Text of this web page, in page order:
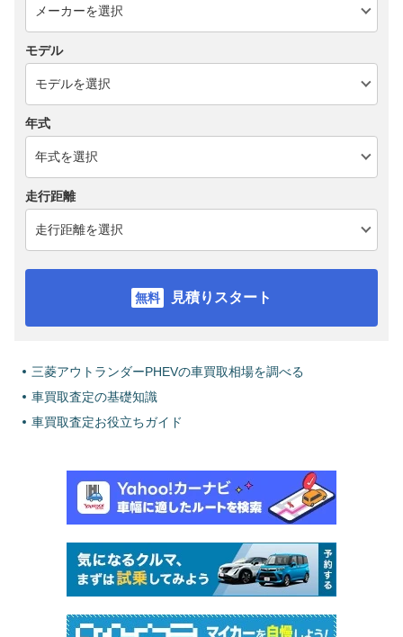
モデル
年式
走行距離
見積りスタート
三菱アウトランダーPHEVの車買取相場を調べる
車買取査定の基礎知識
車買取査定お役立ちガイド